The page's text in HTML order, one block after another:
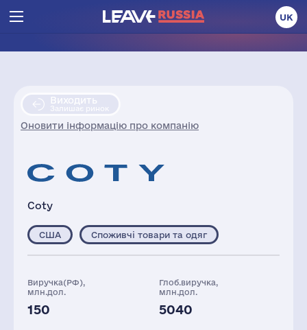
UK
Виходить
Залишає ринок
Оновити інформацію про компанію
Coty
США Споживчі товари та одяг
Виручка(РФ),
млн.дол.
150
Глоб.виручка,
млн.дол.
5040